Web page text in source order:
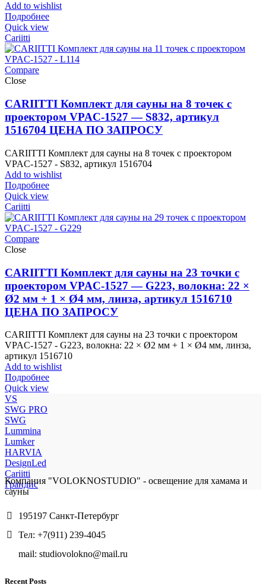
Add to wishlist
Подробнее
Quick view
Cariitti
Compare
Close
CARIITTI Комплект для сауны на 8 точек с
проектором VPAC-1527 — S832, артикул
1516704 ЦЕНА ПО ЗАПРОСУ
CARIITTI Комплект для сауны на 8 точек с проектором
VPAC-1527 - S832, артикул 1516704
Add to wishlist
Подробнее
Quick view
Cariitti
Compare
Close
CARIITTI Комплект для сауны на 23 точки с
проектором VPAC-1527 — G223, волокна: 22 ×
Ø2 мм + 1 × Ø4 мм, линза, артикул 1516710
ЦЕНА ПО ЗАПРОСУ
CARIITTI Комплект для сауны на 23 точки с проектором
VPAC-1527 - G223, волокна: 22 × Ø2 мм + 1 × Ø4 мм, линза,
артикул 1516710
Add to wishlist
Подробнее
Quick view
VS
SWG PRO
SWG
Lummina
Lumker
HARVIA
DesignLed
Cariitti
Грандис
Компания "VOLOKNOSTUDIO" - освещение для хамама и
сауны
195197 Санкт-Петербург
Тел: +7(911) 239-4045
mail: studiovolokno@mail.ru
Recent Posts